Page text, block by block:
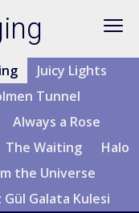
Juicy Lights
Tunnel
Always a Rose
The Waiting
Halo
the Universe
Gül Galata Kulesi